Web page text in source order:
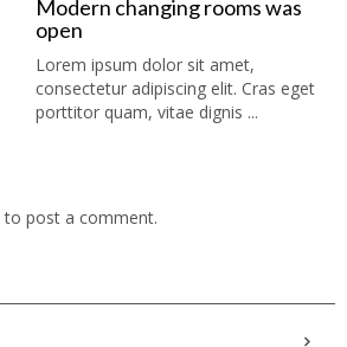
Modern changing rooms was
open
Lorem ipsum dolor sit amet,
consectetur adipiscing elit. Cras eget
porttitor quam, vitae dignis ...
to post a comment.